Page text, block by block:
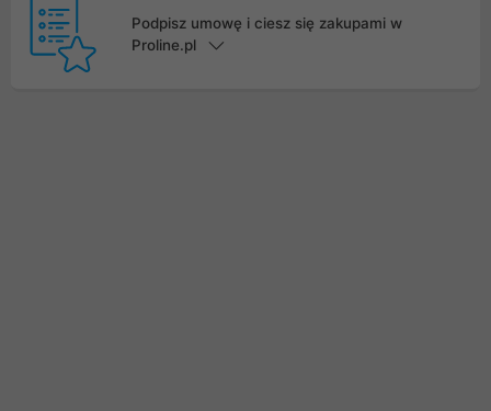
Podpisz umowę i ciesz się zakupami w
Proline.pl